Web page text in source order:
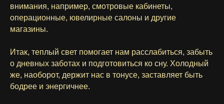
внимания, например, смотровые кабинеты,
операционные, ювелирные салоны и другие
магазины.
Итак, теплый свет помогает нам расслабиться, забыть
о дневных заботах и подготовиться ко сну. Холодный
же, наоборот, держит нас в тонусе, заставляет быть
бодрее и энергичнее.